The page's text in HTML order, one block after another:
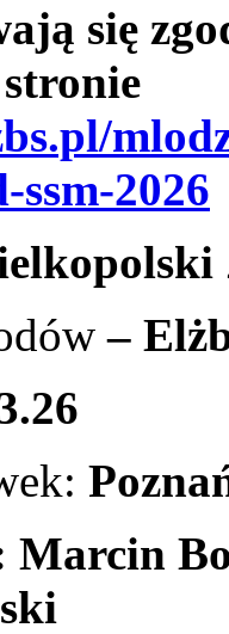
się
ssm-2026
–
Marcin